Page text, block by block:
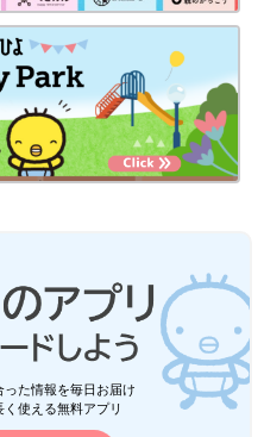
た情報を毎日お届け
使える無料アプリ